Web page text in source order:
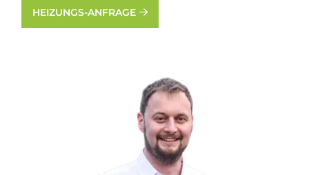
HEIZUNGS-ANFRAGE